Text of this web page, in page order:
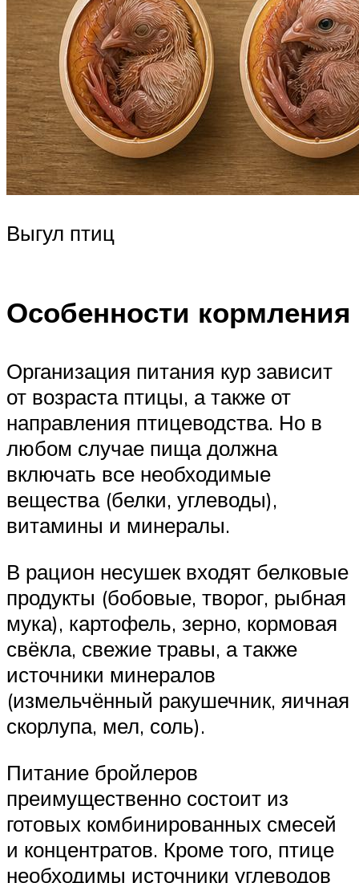
Выгул птиц
Особенности кормления
Организация питания кур зависит
от возраста птицы, а также от
направления птицеводства. Но в
любом случае пища должна
включать все необходимые
вещества (белки, углеводы),
витамины и минералы.
В рацион несушек входят белковые
продукты (бобовые, творог, рыбная
мука), картофель, зерно, кормовая
свёкла, свежие травы, а также
источники минералов
(измельчённый ракушечник, яичная
скорлупа, мел, соль).
Питание бройлеров
преимущественно состоит из
готовых комбинированных смесей
и концентратов. Кроме того, птице
необходимы источники углеводов